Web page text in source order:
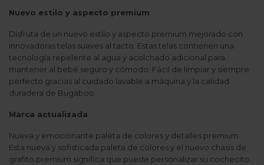
Nuevo estilo y aspecto premium
Disfruta de un nuevo estilo y aspecto premium mejorado con
innovadoras telas suaves al tacto. Estas telas contienen una
tecnología repelente al agua y acolchado adicional para
mantener al bebé seguro y cómodo. Fácil de limpiar y siempre
perfecto gracias al cuidado lavable a máquina y la calidad
duradera de Bugaboo.
Marca actualizada
Nueva y emocionante paleta de colores y detalles premium.
Esta nueva y sofisticada paleta de colores y el nuevo chasis de
grafito premium significa que puede personalizar su cochecito